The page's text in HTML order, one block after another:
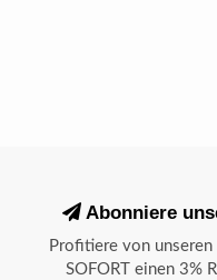
Abonniere
Profitiere von
SOFORT einen 3%